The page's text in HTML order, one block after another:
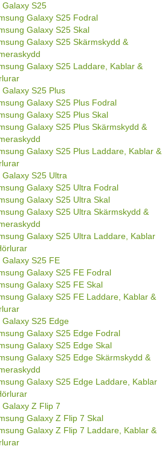
S25
Galaxy S25 Fodral
Galaxy S25 Skal
Galaxy S25 Skärmskydd &
Galaxy S25 Laddare, Kablar &
S25 Plus
Galaxy S25 Plus Fodral
Galaxy S25 Plus Skal
Galaxy S25 Plus Skärmskydd &
Galaxy S25 Plus Laddare, Kablar &
Galaxy S25 Ultra
Galaxy S25 Ultra Fodral
Galaxy S25 Ultra Skal
Galaxy S25 Ultra Skärmskydd &
Galaxy S25 Ultra Laddare, Kablar
S25 FE
Galaxy S25 FE Fodral
Galaxy S25 FE Skal
Galaxy S25 FE Laddare, Kablar &
S25 Edge
Galaxy S25 Edge Fodral
Galaxy S25 Edge Skal
Galaxy S25 Edge Skärmskydd &
Galaxy S25 Edge Laddare, Kablar
Z Flip 7
Galaxy Z Flip 7 Skal
Galaxy Z Flip 7 Laddare, Kablar &